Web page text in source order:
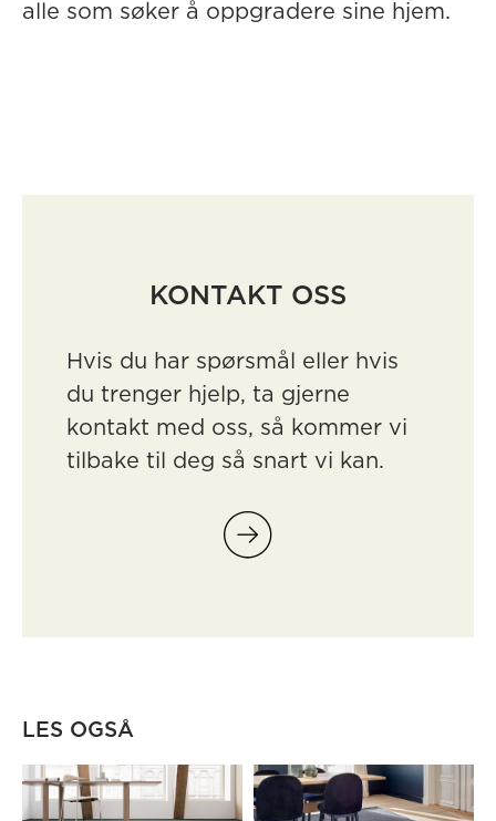
alle som søker å oppgradere sine hjem.
KONTAKT OSS
Hvis du har spørsmål eller hvis
du trenger hjelp, ta gjerne
kontakt med oss, så kommer vi
tilbake til deg så snart vi kan.
LES OGSÅ